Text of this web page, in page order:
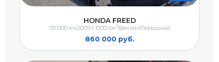
HONDA FREED
860 000 руб.
131 000 км2009 г.1500 см3БензинПередний